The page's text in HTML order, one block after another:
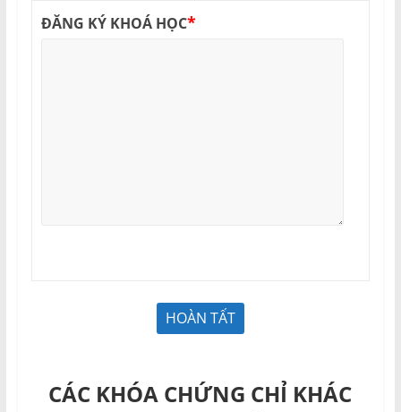
ĐĂNG KÝ KHOÁ HỌC*
CÁC KHÓA CHỨNG CHỈ KHÁC